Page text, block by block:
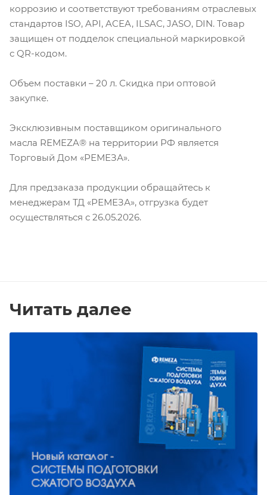
коррозию и соответствуют требованиям отраслевых
стандартов ISO, API, ACEA, ILSAC, JASO, DIN. Товар
защищен от подделок специальной маркировкой
с QR-кодом.
Объем поставки – 20 л. Скидка при оптовой
закупке.
Эксклюзивным поставщиком оригинального
масла REMEZA® на территории РФ является
Торговый Дом «РЕМЕЗА».
Для предзаказа продукции обращайтесь к
менеджерам ТД «РЕМЕЗА», отгрузка будет
осуществляться с 26.05.2026.
Читать далее